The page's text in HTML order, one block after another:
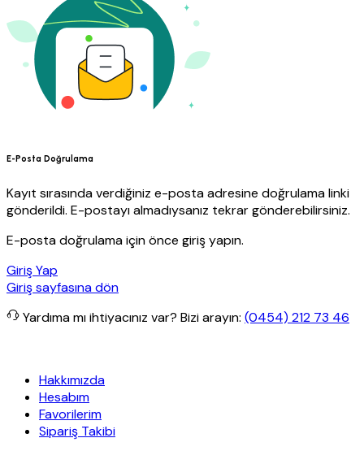
E-Posta Doğrulama
Kayıt sırasında verdiğiniz e-posta adresine doğrulama linki
gönderildi. E-postayı almadıysanız tekrar gönderebilirsiniz.
E-posta doğrulama için önce giriş yapın.
Giriş Yap
Giriş sayfasına dön
Yardıma mı ihtiyacınız var? Bizi arayın: (0454) 212 73 46
Hakkımızda
Hesabım
Favorilerim
Sipariş Takibi